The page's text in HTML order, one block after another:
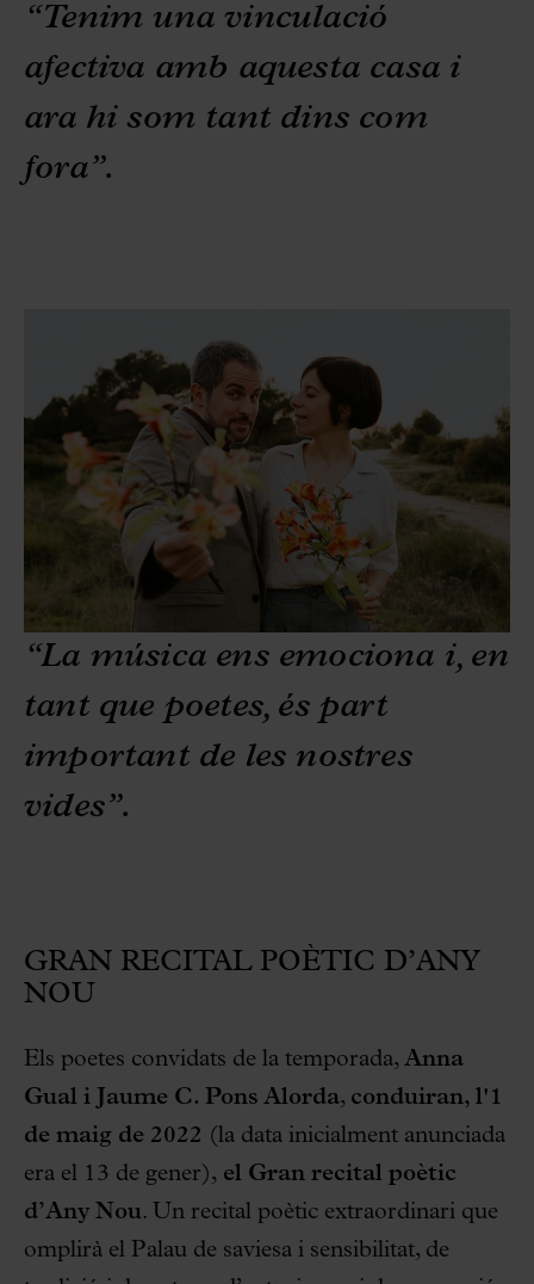
“Tenim una vinculació
afectiva amb aquesta casa i
ara hi som tant dins com
fora”.
“La música ens emociona i, en
tant que poetes, és part
important de les nostres
vides”.
GRAN RECITAL POÈTIC D’ANY
NOU
Els poetes convidats de la temporada, Anna
Gual i Jaume C. Pons Alorda, conduiran, l'1
de maig de 2022 (la data inicialment anunciada
era el 13 de gener), el Gran recital poètic
d’Any Nou. Un recital poètic extraordinari que
omplirà el Palau de saviesa i sensibilitat, de